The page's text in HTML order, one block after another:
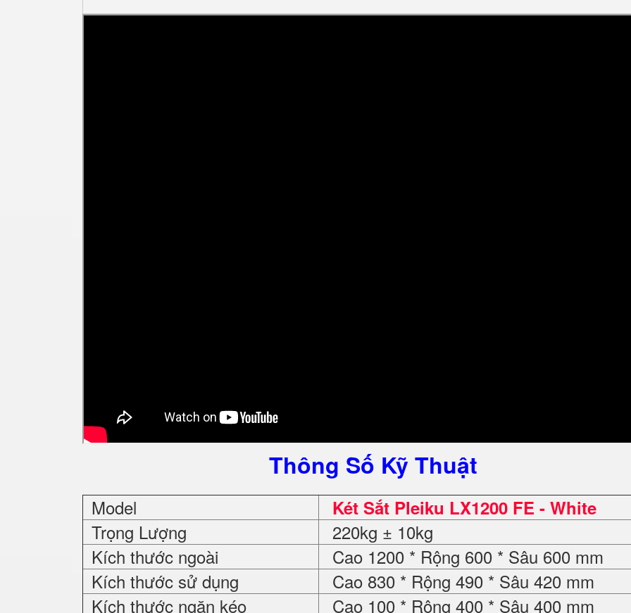
Thông Số Kỹ Thuật
Model Két Sắt Pleiku LX1200 FE - White
Trọng Lượng
220kg ± 10kg
Kích thước ngoài
Cao 1200 * Rộng 600 * Sâu 600 mm
Kích thước sử dụng
Cao 830 * Rộng 490 * Sâu 420 mm
Kích thước ngăn kéo
Cao 100 * Rộng 400 * Sâu 400 mm